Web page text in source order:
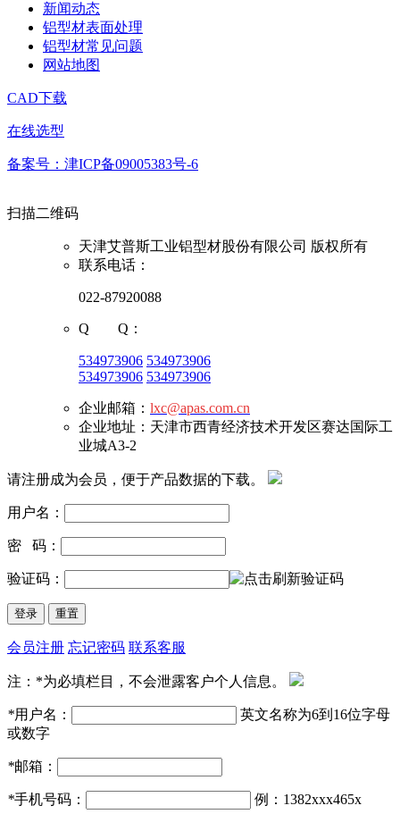
新闻动态
铝型材表面处理
铝型材常见问题
网站地图
CAD下载
在线选型
备案号：津ICP备09005383号-6
扫描二维码
天津艾普斯工业铝型材股份有限公司 版权所有
联系电话：
022-87920088
Q Q：
534973906 534973906
534973906 534973906
企业邮箱： lxc@apas.com.cn
企业地址：天津市西青经济技术开发区赛达国际工
业城A3-2
请注册成为会员，便于产品数据的下载。
用户名：
密 码：
验证码：
会员注册 忘记密码 联系客服
注：*为必填栏目，不会泄露客户个人信息。
*用户名：
英文名称为6到16位字母
或数字
*邮箱：
*手机号码： 例：1382xxx465x